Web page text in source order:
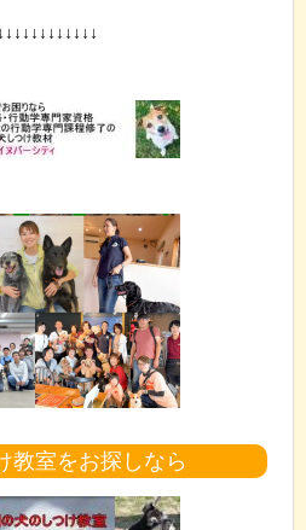
教室をお探しなら